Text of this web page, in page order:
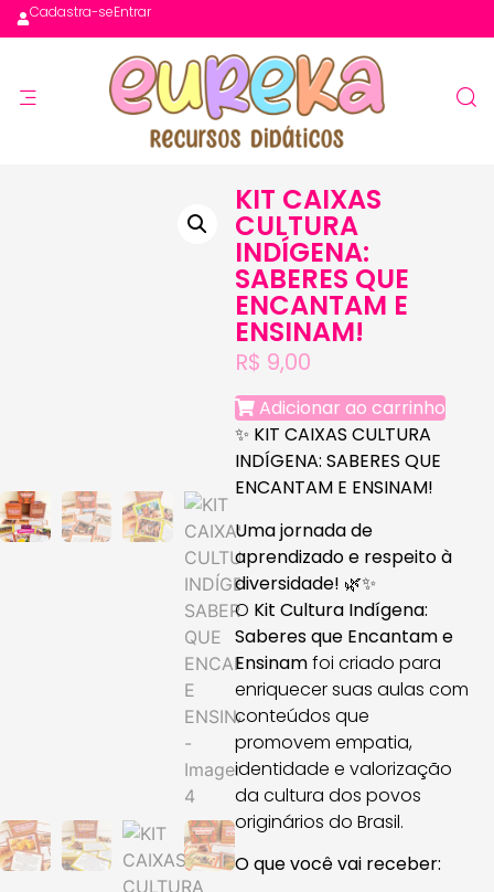
Cadastra-seEntrar
KIT CAIXAS
CULTURA
INDÍGENA:
SABERES QUE
ENCANTAM E
ENSINAM!
R$ 9,00
Adicionar ao carrinho
✨ KIT CAIXAS CULTURA
INDÍGENA: SABERES QUE
ENCANTAM E ENSINAM!
Uma jornada de
aprendizado e respeito à
diversidade! 🌿✨
O Kit Cultura Indígena:
Saberes que Encantam e
Ensinamfoi criado para
enriquecer suas aulas com
conteúdos que
promovem empatia,
identidade e valorização
da cultura dos povos
originários do Brasil.
O que você vai receber: